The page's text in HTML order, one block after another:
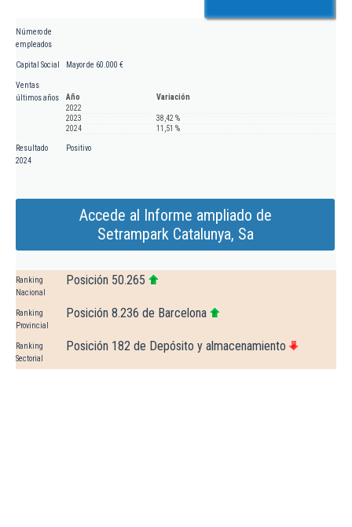
Número de
empleados
Capital Social Mayor de 60.000 €
Ventas
últimos años
Año
Variación
2022
2023
38,42 %
2024
11,51 %
Resultado
2024
Positivo
Accede al Informe ampliado de
Setrampark Catalunya, Sa
Ranking
Nacional
Posición 50.265
Ranking
Provincial
Posición 8.236 de Barcelona
Ranking
Sectorial
Posición 182 de Depósito y almacenamiento